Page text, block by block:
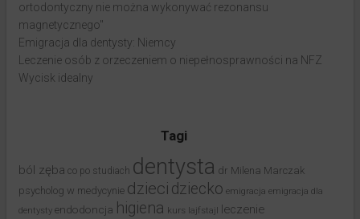
ortodontyczny nie można wykonywać rezonansu
magnetycznego"
Emigracja dla dentysty: Niemcy
Leczenie osób z orzeczeniem o niepełnosprawności na NFZ
Wycisk idealny
Tagi
ból zęba co po studiach dentysta dr Milena Marczak
psycholog w medycynie dzieci dziecko emigracja emigracja dla
dentysty endodoncja higiena kurs lajfstajl leczenie